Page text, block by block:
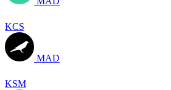
KCS
MAD
KSM